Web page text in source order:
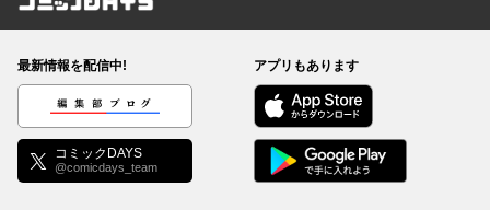
コミックDAYS
最新情報を配信中!
編集部ブログ
コミックDAYS
@comicdays_team
アプリもあります